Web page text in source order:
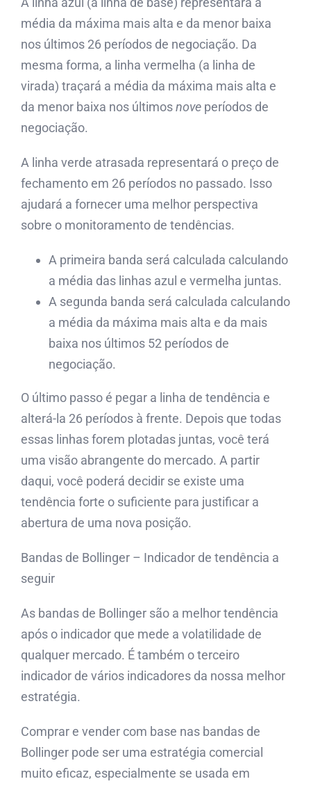
média da máxima mais alta e da menor baixa
nos últimos 26 períodos de negociação. Da
mesma forma, a linha vermelha (a linha de
virada) traçará a média da máxima mais alta e
da menor baixa nos últimosnove períodos de
negociação.
A linha verde atrasada representará o preço de
fechamento em 26 períodos no passado. Isso
ajudará a fornecer uma melhor perspectiva
sobre o monitoramento de tendências.
A primeira banda será calculada calculando
a média das linhas azul e vermelha juntas.
A segunda banda será calculada calculando
a média da máxima mais alta e da mais
baixa nos últimos 52 períodos de
negociação.
O último passo é pegar a linha de tendência e
alterá-la 26 períodos à frente. Depois que todas
essas linhas forem plotadas juntas, você terá
uma visão abrangente do mercado. A partir
daqui, você poderá decidir se existe uma
tendência forte o suficiente para justificar a
abertura de uma nova posição.
Bandas de Bollinger – Indicador de tendência a
seguir
As bandas de Bollinger são a melhor tendência
após o indicador que mede a volatilidade de
qualquer mercado. É também o terceiro
indicador de vários indicadores da nossa melhor
estratégia.
Comprar e vender com base nas bandas de
Bollinger pode ser uma estratégia comercial
muito eficaz, especialmente se usada em